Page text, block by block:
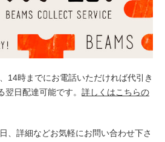
14時までにお電話いただければ代引き
日配達可能です。 詳しくはこちらの
、詳細などお気軽にお問い合わせ下さ